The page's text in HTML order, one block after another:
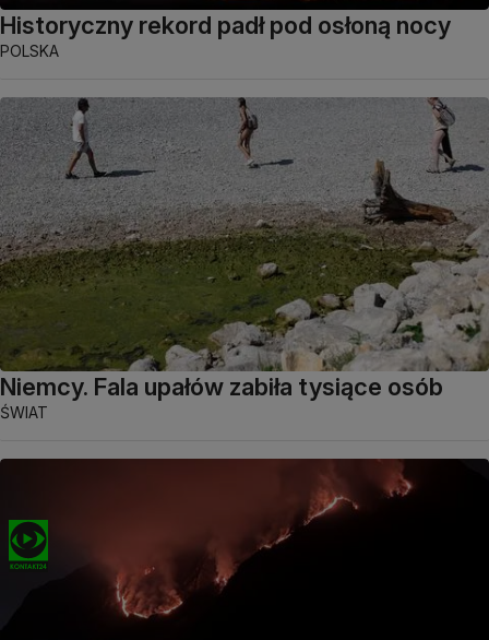
Historyczny rekord padł pod osłoną nocy
POLSKA
Niemcy. Fala upałów zabiła tysiące osób
ŚWIAT